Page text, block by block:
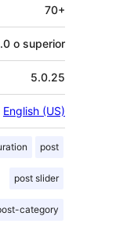
70+
o superior
5.0.25
English (US)
post
post slider
category